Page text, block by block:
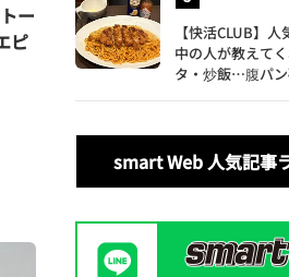
ー
ピ
【快活CLUB】
中の人が教えて
タ・炒飯…腹パ
smart Web 人気記事